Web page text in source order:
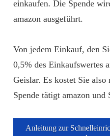
einkaufen. Die Spende
amazon ausgeführt.
Von jedem Einkauf, den
0,5% des Einkaufswertes
Geislar. Es kostet Sie
Spende tätigt amazon und
Anleitung zur